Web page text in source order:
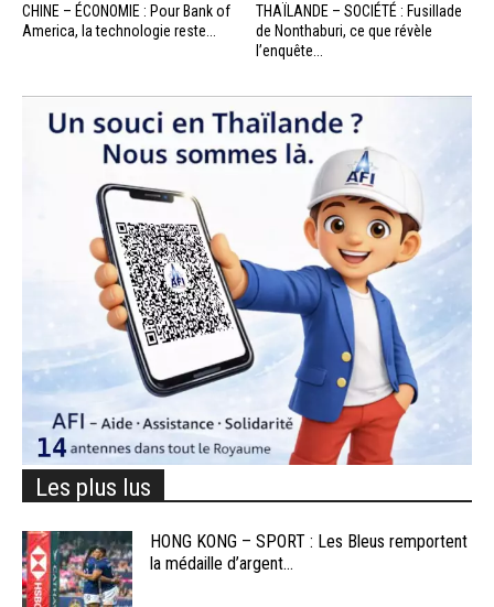
CHINE – ÉCONOMIE : Pour Bank of
America, la technologie reste...
THAÏLANDE – SOCIÉTÉ : Fusillade
de Nonthaburi, ce que révèle
l’enquête...
Les plus lus
HONG KONG – SPORT : Les Bleus remportent
la médaille d’argent...